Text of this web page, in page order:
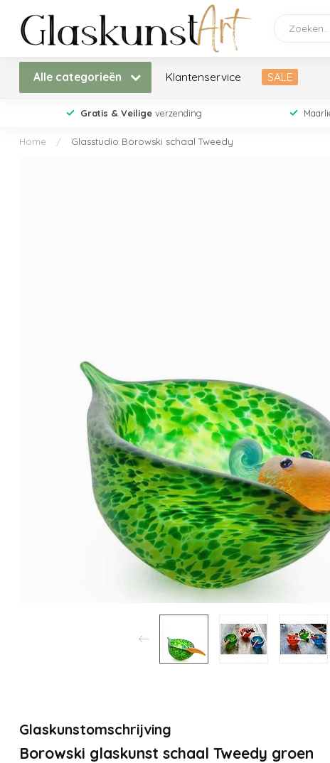
Alle categorieën Klantenservice SALE
Gratis & Veiligeverzending
Home / Glasstudio Borowski schaal Tweedy
Glaskunstomschrijving
Borowski glaskunst schaal Tweedy groen